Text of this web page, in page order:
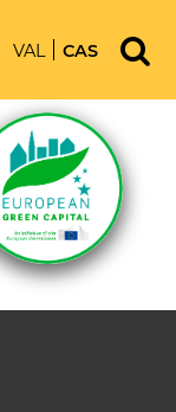
VAL CAS